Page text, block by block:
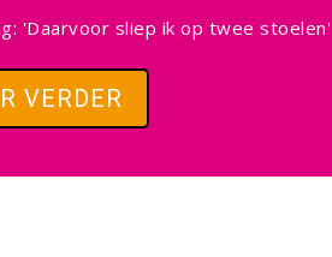
'Daarvoor sliep ik op twee stoelen'
VERDER